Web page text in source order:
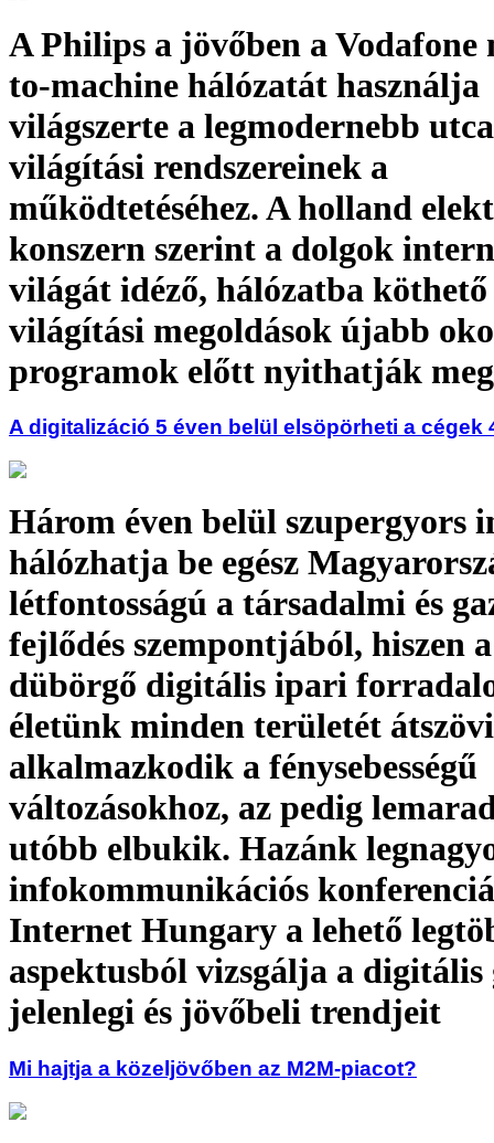
A Philips a jövőben a Vodafone
to-machine hálózatát használja
világszerte a legmodernebb
világítási rendszereinek a
működtetéséhez. A holland
konszern szerint a dolgok
világát idéző, hálózatba
világítási megoldások újabb
programok előtt nyithatják
A digitalizáció 5 éven belül elsöpörheti a cégek
Három éven belül szupergyors
hálózhatja be egész
létfontosságú a társadalmi és
fejlődés szempontjából, hiszen
dübörgő digitális ipari
életünk minden területét
alkalmazkodik a fénysebességű
változásokhoz, az pedig
utóbb elbukik. Hazánk
infokommunikációs
Internet Hungary a lehető
aspektusból vizsgálja a digitális
jelenlegi és jövőbeli trendjeit
Mi hajtja a közeljövőben az M2M-piacot?